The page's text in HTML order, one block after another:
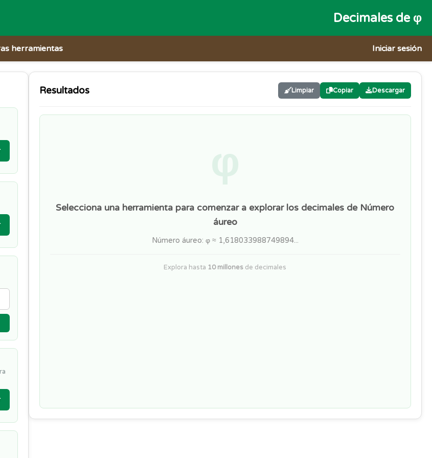
Decimales de φ
herramientas Iniciar sesión
Resultados Limpiar Copiar Descargar
φ
Selecciona una herramienta para comenzar a explorar los decimales de Número
áureo
Número áureo: φ ≈ 1,618033988749894...
Explora hasta 10 millones de decimales